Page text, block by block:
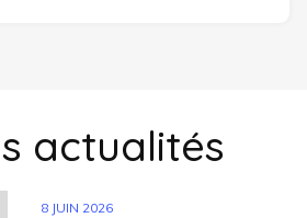
actualités
8 JUIN 2026